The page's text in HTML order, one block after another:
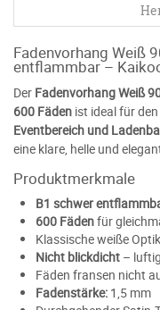
Fadenvorhang Weiß
entflammbar –
Der Fadenvorhang Weiß
600 Fäden ist ideal für
Eventbereich und
eine klare, helle und
Produktmerkmale
B1 schwer
600 Fädenfür
Klassische weiße
Nicht blickdicht –
Fäden fransen nicht
Fadenstärke: 1,5 mm